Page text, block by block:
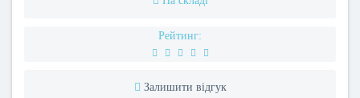
Рейтинг:
Залишити відгук